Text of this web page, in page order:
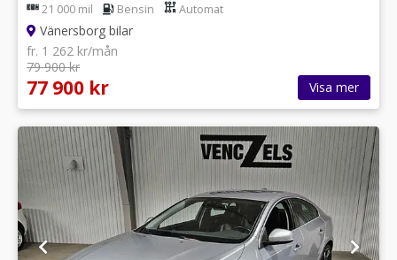
21 000 mil Bensin Automat
Vänersborg bilar
fr. 1 262 kr/mån
79 900 kr
77 900 kr Visa mer